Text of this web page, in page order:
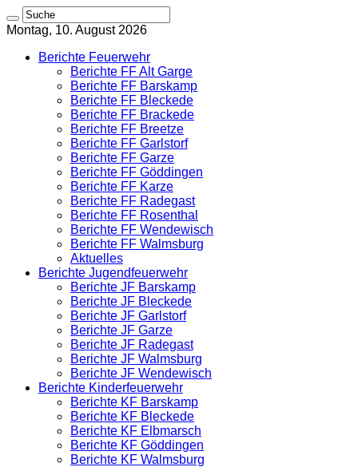
Montag, 10. August 2026
Berichte Feuerwehr
Berichte FF Alt Garge
Berichte FF Barskamp
Berichte FF Bleckede
Berichte FF Brackede
Berichte FF Breetze
Berichte FF Garlstorf
Berichte FF Garze
Berichte FF Göddingen
Berichte FF Karze
Berichte FF Radegast
Berichte FF Rosenthal
Berichte FF Wendewisch
Berichte FF Walmsburg
Aktuelles
Berichte Jugendfeuerwehr
Berichte JF Barskamp
Berichte JF Bleckede
Berichte JF Garlstorf
Berichte JF Garze
Berichte JF Radegast
Berichte JF Walmsburg
Berichte JF Wendewisch
Berichte Kinderfeuerwehr
Berichte KF Barskamp
Berichte KF Bleckede
Berichte KF Elbmarsch
Berichte KF Göddingen
Berichte KF Walmsburg